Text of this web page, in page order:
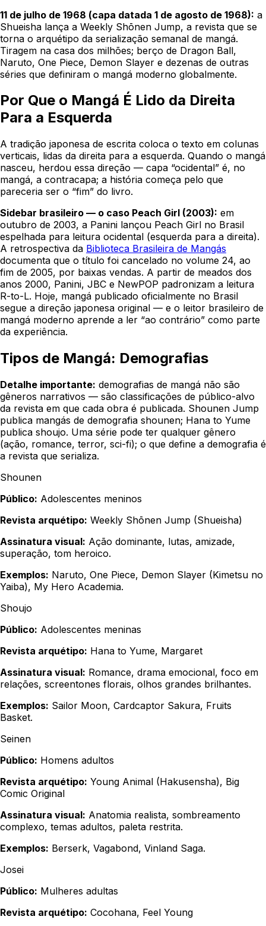
11 de julho de 1968 (capa datada 1 de agosto de 1968): a
Shueisha lança a Weekly Shōnen Jump, a revista que se
torna o arquétipo da serialização semanal de mangá.
Tiragem na casa dos milhões; berço de Dragon Ball,
Naruto, One Piece, Demon Slayer e dezenas de outras
séries que definiram o mangá moderno globalmente.
Por Que o Mangá É Lido da Direita
Para a Esquerda
A tradição japonesa de escrita coloca o texto em colunas
verticais, lidas da direita para a esquerda. Quando o mangá
nasceu, herdou essa direção — capa “ocidental” é, no
mangá, a contracapa; a história começa pelo que
pareceria ser o “fim” do livro.
Sidebar brasileiro — o caso Peach Girl (2003): em
outubro de 2003, a Panini lançou Peach Girl no Brasil
espelhada para leitura ocidental (esquerda para a direita).
A retrospectiva da Biblioteca Brasileira de Mangás
documenta que o título foi cancelado no volume 24, ao
fim de 2005, por baixas vendas. A partir de meados dos
anos 2000, Panini, JBC e NewPOP padronizam a leitura
R-to-L. Hoje, mangá publicado oficialmente no Brasil
segue a direção japonesa original — e o leitor brasileiro de
mangá moderno aprende a ler “ao contrário” como parte
da experiência.
Tipos de Mangá: Demografias
Detalhe importante: demografias de mangá não são
gêneros narrativos — são classificações de público-alvo
da revista em que cada obra é publicada. Shounen Jump
publica mangás de demografia shounen; Hana to Yume
publica shoujo. Uma série pode ter qualquer gênero
(ação, romance, terror, sci-fi); o que define a demografia é
a revista que serializa.
Shounen
Público: Adolescentes meninos
Revista arquétipo: Weekly Shōnen Jump (Shueisha)
Assinatura visual: Ação dominante, lutas, amizade,
superação, tom heroico.
Exemplos: Naruto, One Piece, Demon Slayer (Kimetsu no
Yaiba), My Hero Academia.
Shoujo
Público: Adolescentes meninas
Revista arquétipo: Hana to Yume, Margaret
Assinatura visual: Romance, drama emocional, foco em
relações, screentones florais, olhos grandes brilhantes.
Exemplos: Sailor Moon, Cardcaptor Sakura, Fruits
Basket.
Seinen
Público: Homens adultos
Revista arquétipo: Young Animal (Hakusensha), Big
Comic Original
Assinatura visual: Anatomia realista, sombreamento
complexo, temas adultos, paleta restrita.
Exemplos: Berserk, Vagabond, Vinland Saga.
Josei
Público: Mulheres adultas
Revista arquétipo: Cocohana, Feel Young